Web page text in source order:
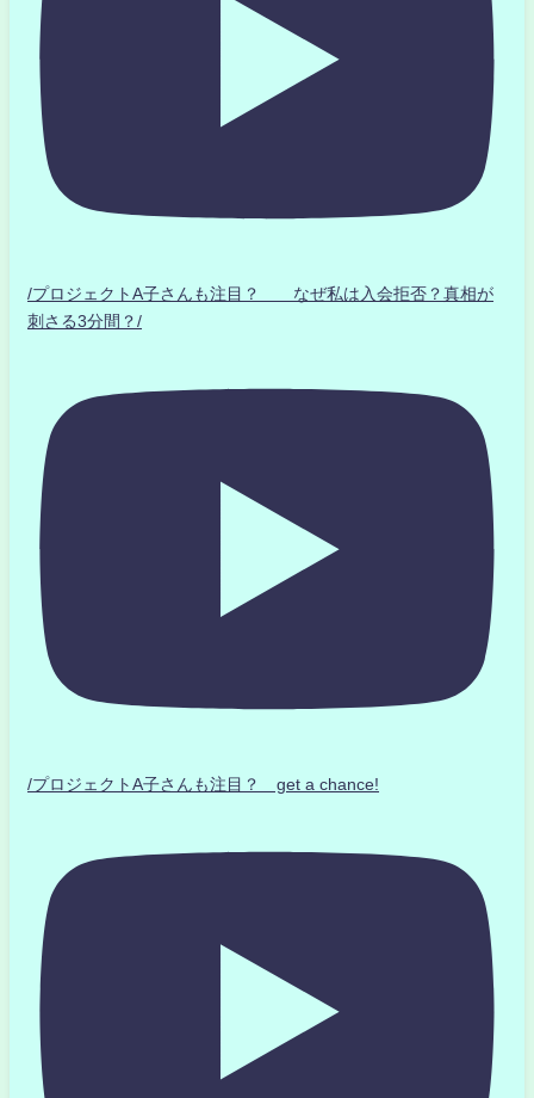
/プロジェクトA子さんも注目？ なぜ私は入会拒否？真相が
刺さる3分間？/
/プロジェクトA子さんも注目？ get a chance!